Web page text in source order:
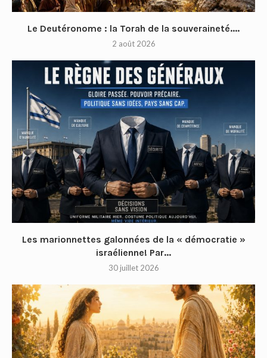
Le Deutéronome : la Torah de la souveraineté....
2 août 2026
Les marionnettes galonnées de la « démocratie »
israélienne! Par...
30 juillet 2026